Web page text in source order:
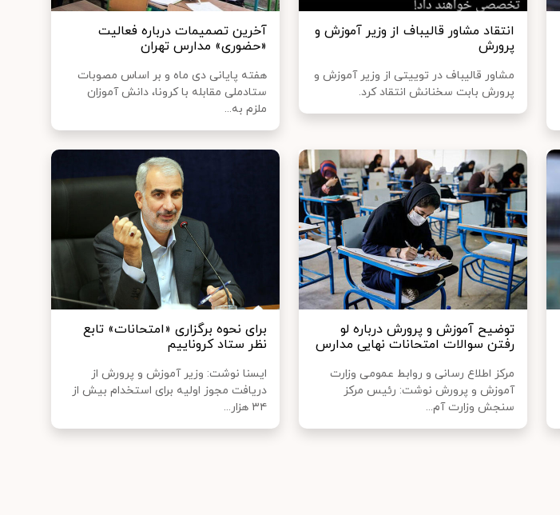
انتقاد مشاور قالیباف از وزیر آموزش و
پرورش
مشاور قالیباف در توییتی از وزیر آموزش و
پرورش بابت سخنانش انتقاد کرد.
آخرین تصمیمات درباره فعالیت
«حضوری» مدارس تهران
هفته پایانی دی ماه و بر اساس مصوبات
ستادملی مقابله با کرونا، دانش آموزان
ملزم به...
توضیح آموزش و پرورش درباره لو
رفتن سوالات امتحانات نهایی مدارس
مرکز اطلاع رسانی و روابط عمومی وزارت
آموزش و پرورش نوشت: رئیس مرکز
سنجش وزارت آم...
برای نحوه برگزاری «امتحانات» تابع
نظر ستاد کروناییم
ایسنا نوشت: وزیر آموزش و پرورش از
دریافت مجوز اولیه برای استخدام بیش از
۳۴ هزار...